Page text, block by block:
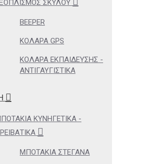
ΣΚΎΛΟΥ
BEEPER
ΚΟΛΆΡΑ GPS
ΚΟΛΆΡΑ ΕΚΠΑΊΔΕΥΣΗΣ -
ΑΝΤΙΓΑΥΓΙΣΤΙΚΆ
ΚΥΝΗΓΕΤΙΚΆ -
ΜΠΟΤΆΚΙΑ ΣΤΕΓΑΝΆ